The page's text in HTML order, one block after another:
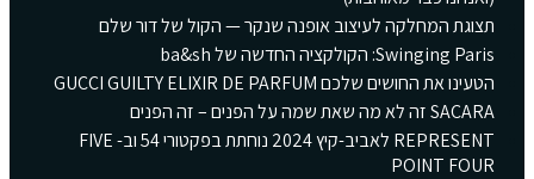
תצוגת המחלקה לעיצוב אופנה שנקר — הקול של דור שלם
Swinging Paris: הקולקציה החדשה של ba&sh
הטעינו את החושים שלכם GUCCI GUILTY ELIXIR DE PARFUM
SACARA זה לא מה שאת שמה על הפנים – זה הפנים
REPRESENT לאביב-קיץ 2024 נוחתת בפקטורי 54 וב- FIVE
POINT FOUR